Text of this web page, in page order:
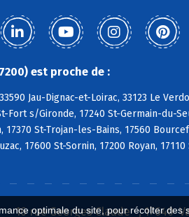
optimale du site, pour récolter
est proche de :
Jau-Dignac-et-Loirac, 33123 Le
Fort s/Gironde, 17240 St-Germain-du-
17370 St-Trojan-les-Bains, 17560
17600 St-Sornin, 17200 Royan,
16 rue Georges Claude , 17640